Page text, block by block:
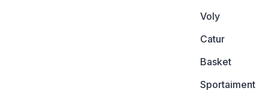
Voly
Catur
Basket
Sportaiment